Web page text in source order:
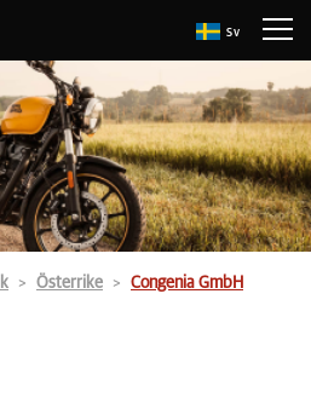
Sv
Österrike Congenia GmbH